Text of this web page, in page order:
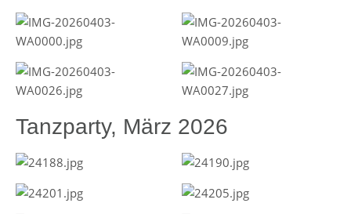
Tanzparty, März 2026